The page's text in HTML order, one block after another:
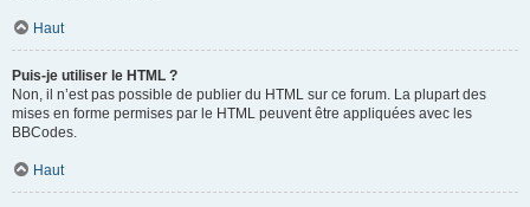
Haut
Puis-je utiliser le HTML ?
Non, il n’est pas possible de publier du HTML sur ce forum. La plupart des
mises en forme permises par le HTML peuvent être appliquées avec les
BBCodes.
Haut